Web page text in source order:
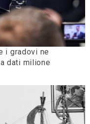
i gradovi ne
dati milione